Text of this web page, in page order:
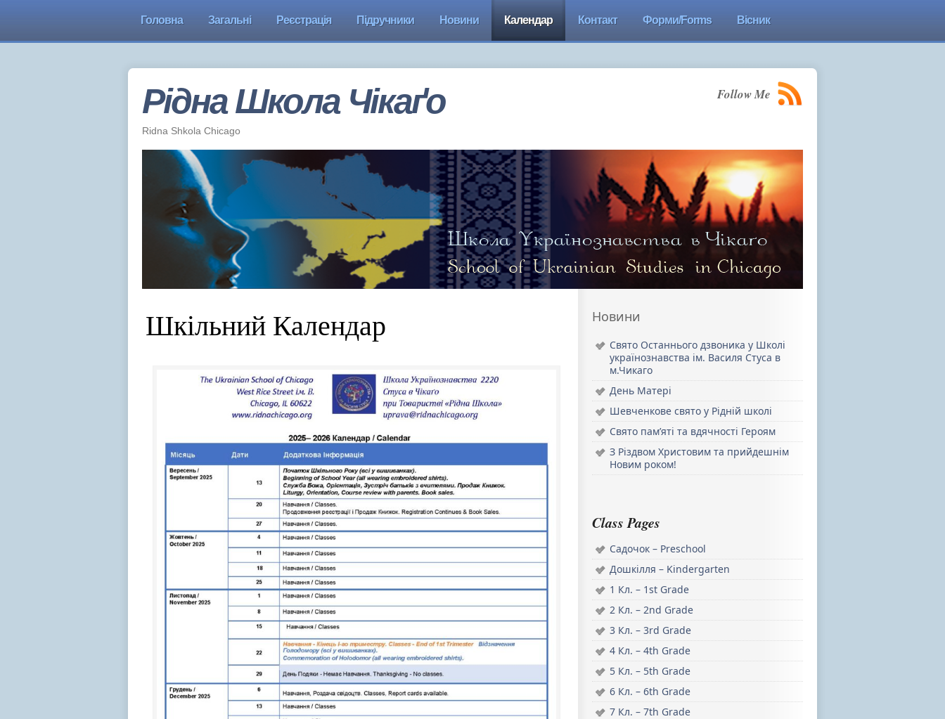
Головна Загальні Реєстрація Підручники Новини Календар Контакт Форми/Forms Вісник
Рідна Школа Чiкаґо Follow Me
Ridna Shkola Chicago
Шкільний Календар Новини
Свято Останнього дзвоника у Школі
українознавства ім. Василя Стуса в
м.Чикаго
День Матері
Шевченкове свято у Рідній школі
Свято пам’яті та вдячності Героям
З Різдвом Христовим та прийдешнім
Новим роком!
Class Pages
Садочок – Preschool
Дошкілля – Kindergarten
1 Кл. – 1st Grade
2 Кл. – 2nd Grade
3 Кл. – 3rd Grade
4 Кл. – 4th Grade
5 Кл. – 5th Grade
6 Кл. – 6th Grade
7 Кл. – 7th Grade